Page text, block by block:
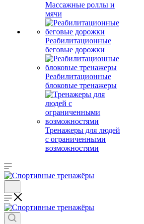
Массажные роллы и
мячи
Реабилитационные
беговые дорожки
Реабилитационные
блоковые тренажеры
Тренажеры для людей
с ограниченными
возможностями